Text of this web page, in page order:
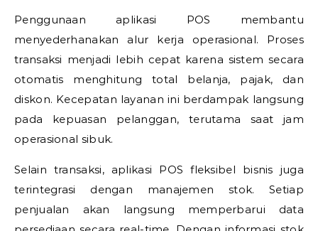
Penggunaan aplikasi POS membantu
menyederhanakan alur kerja operasional. Proses
transaksi menjadi lebih cepat karena sistem secara
otomatis menghitung total belanja, pajak, dan
diskon. Kecepatan layanan ini berdampak langsung
pada kepuasan pelanggan, terutama saat jam
operasional sibuk.
Selain transaksi, aplikasi POS fleksibel bisnis juga
terintegrasi dengan manajemen stok. Setiap
penjualan akan langsung memperbarui data